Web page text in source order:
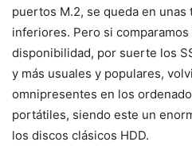
puertos M.2, se queda en unas
inferiores. Pero si
disponibilidad, por suerte los
y más usuales y populares,
omnipresentes en los
portátiles, siendo este un
los discos clásicos HDD.